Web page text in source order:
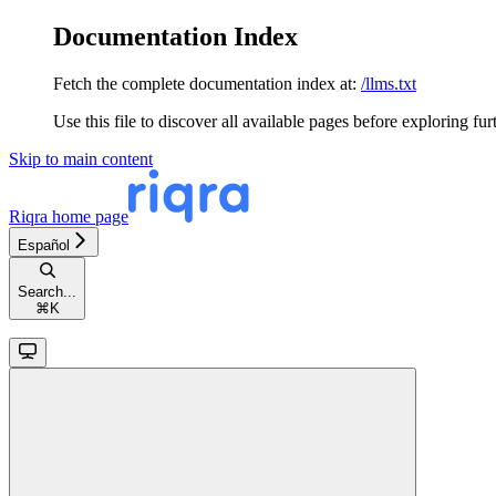
Documentation Index
Fetch the complete documentation index at: /llms.txt
Use this file to discover all available pages before exploring
Skip to main content
Riqra home page
Español
Search...
⌘ K